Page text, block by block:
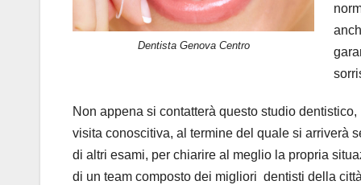
Dentista Genova Centro
Non appena si contatterà questo studio
visita conoscitiva, al termine del quale si arriverà
di altri esami, per chiarire al meglio la propria
di un team composto dei migliori dentisti della